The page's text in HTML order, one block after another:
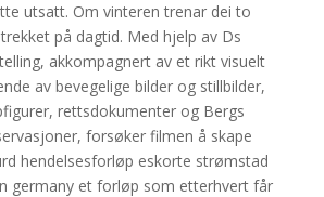
utsatt. Om vinteren trenar dei to
på dagtid. Med hjelp av Ds
akkompagnert av et rikt visuelt
av bevegelige bilder og stillbilder,
rettsdokumenter og Bergs
forsøker filmen å skape
hendelsesforløp eskorte strømstad
germany et forløp som etterhvert får